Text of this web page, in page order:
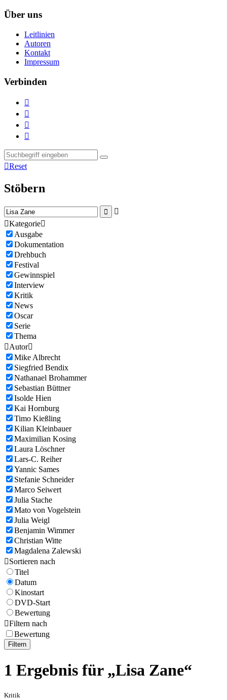
Über uns
Leitlinien
Autoren
Kontakt
Impressum
Verbinden




Reset
Stöbern


Kategorie
Ausgabe
Dokumentation
Drehbuch
Festival
Gewinnspiel
Interview
Kritik
News
Oscar
Serie
Thema
Autor
Mike Albrecht
Siegfried Bendix
Nathanael Brohammer
Sebastian Büttner
Isolde Hien
Kai Hornburg
Timo Kießling
Kilian Kleinbauer
Maximilian Kosing
Laura Löschner
Lars-C. Reiher
Yannic Sames
Stefanie Schneider
Marco Seiwert
Julia Stache
Mato von Vogelstein
Julia Weigl
Benjamin Wimmer
Christian Witte
Magdalena Zalewski
Sortieren nach
Titel
Datum
Kinostart
DVD-Start
Bewertung
Filtern nach
Bewertung
Filtern
1 Ergebnis für „Lisa Zane“
Kritik